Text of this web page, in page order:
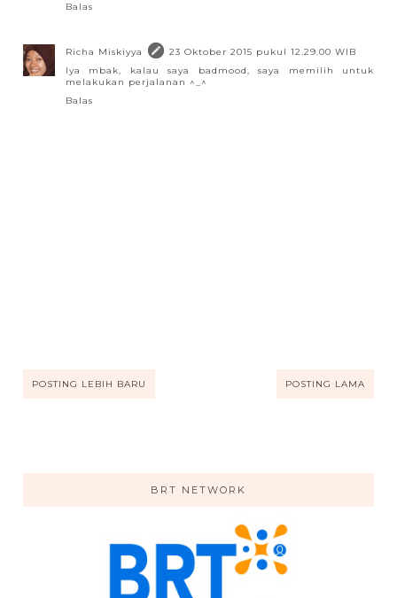
Balas
Richa Miskiyya
23 Oktober 2015 pukul 12.29.00 WIB
Iya mbak, kalau saya badmood, saya memilih untuk
melakukan perjalanan ^_^
Balas
POSTING LEBIH BARU POSTING LAMA
BRT NETWORK